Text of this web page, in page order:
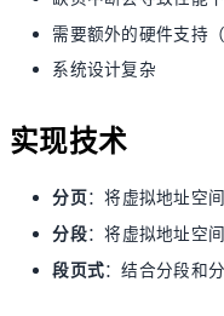
需要额外的硬件支持（
系统设计复杂
实现技术
分页：将虚拟地址空
分段：将虚拟地址空
段页式：结合分段和